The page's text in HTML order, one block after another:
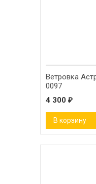
Ветровка
0097
4 300 ₽
В корзину